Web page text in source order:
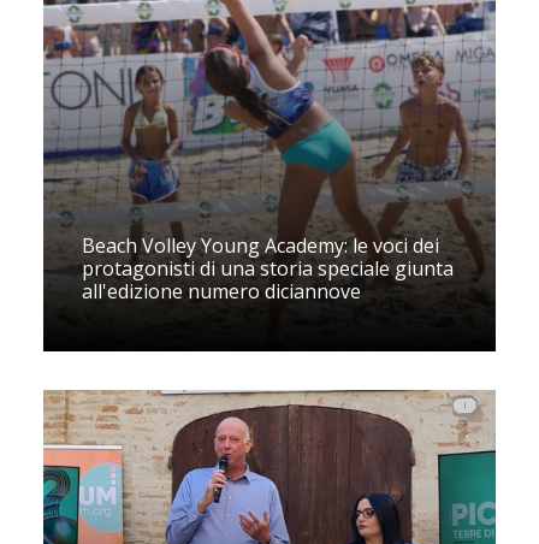
Beach Volley Young Academy: le voci dei
protagonisti di una storia speciale giunta
all'edizione numero diciannove